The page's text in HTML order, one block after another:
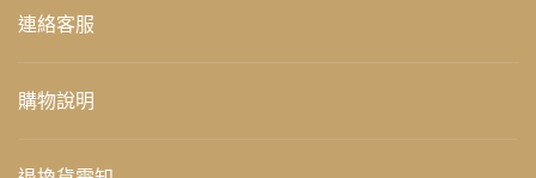
連絡客服
購物說明